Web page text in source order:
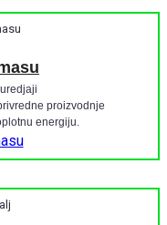
proizvodnje
energiju.